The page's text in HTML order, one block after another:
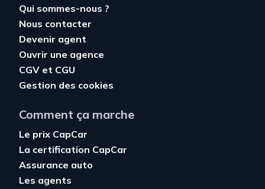
Qui sommes-nous ?
Nous contacter
Devenir agent
Ouvrir une agence
CGV et CGU
Gestion des cookies
Comment ça marche
Le prix CapCar
La certification CapCar
Assurance auto
Les agents